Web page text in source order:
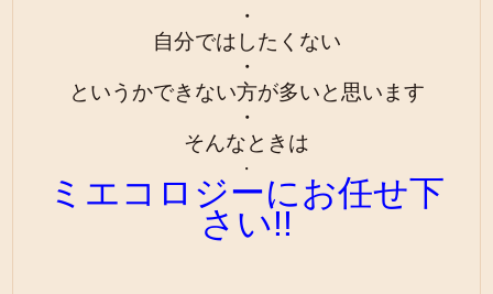
・
自分ではしたくない
・
というかできない方が多いと思います
・
そんなときは
・
ミエコロジーにお任せ下
さい!!